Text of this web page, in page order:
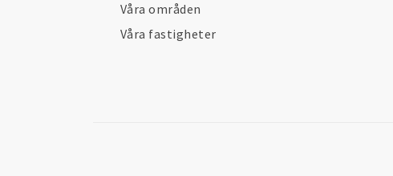
Våra områden
Våra fastigheter